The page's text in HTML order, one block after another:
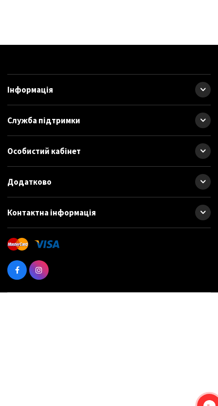
Інформація
Служба підтримки
Особистий кабінет
Додатково
Контактна інформація